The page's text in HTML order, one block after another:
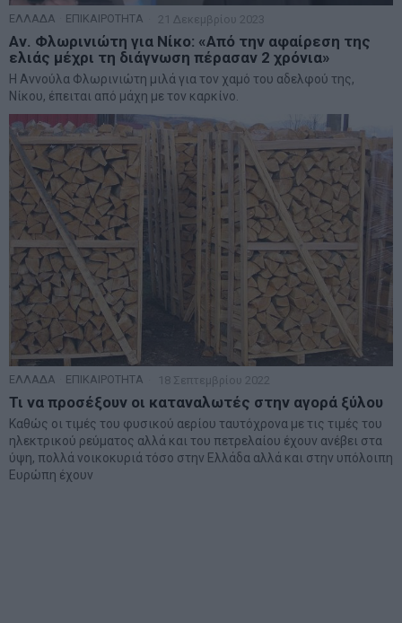
ΕΛΛΑΔΑ ΕΠΙΚΑΙΡΟΤΗΤΑ 21 Δεκεμβρίου 2023
Αν. Φλωρινιώτη για Νίκο: «Από την αφαίρεση της
ελιάς μέχρι τη διάγνωση πέρασαν 2 χρόνια»
Η Αννούλα Φλωρινιώτη μιλά για τον χαμό του αδελφού της,
Νίκου, έπειται από μάχη με τον καρκίνο.
ΕΛΛΑΔΑ ΕΠΙΚΑΙΡΟΤΗΤΑ 18 Σεπτεμβρίου 2022
Τι να προσέξουν οι καταναλωτές στην αγορά ξύλου
Καθώς οι τιμές του φυσικού αερίου ταυτόχρονα με τις τιμές του
ηλεκτρικού ρεύματος αλλά και του πετρελαίου έχουν ανέβει στα
ύψη, πολλά νοικοκυριά τόσο στην Ελλάδα αλλά και στην υπόλοιπη
Ευρώπη έχουν